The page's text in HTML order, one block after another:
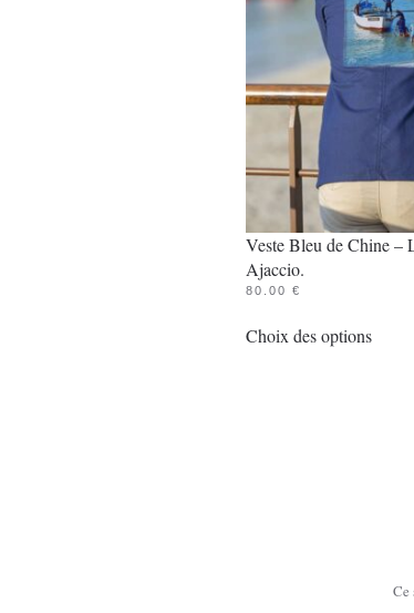
la
page
du
Veste Bleu de Chine –
Ajaccio.
80.00 €
Choix des optionsproduit
Ce